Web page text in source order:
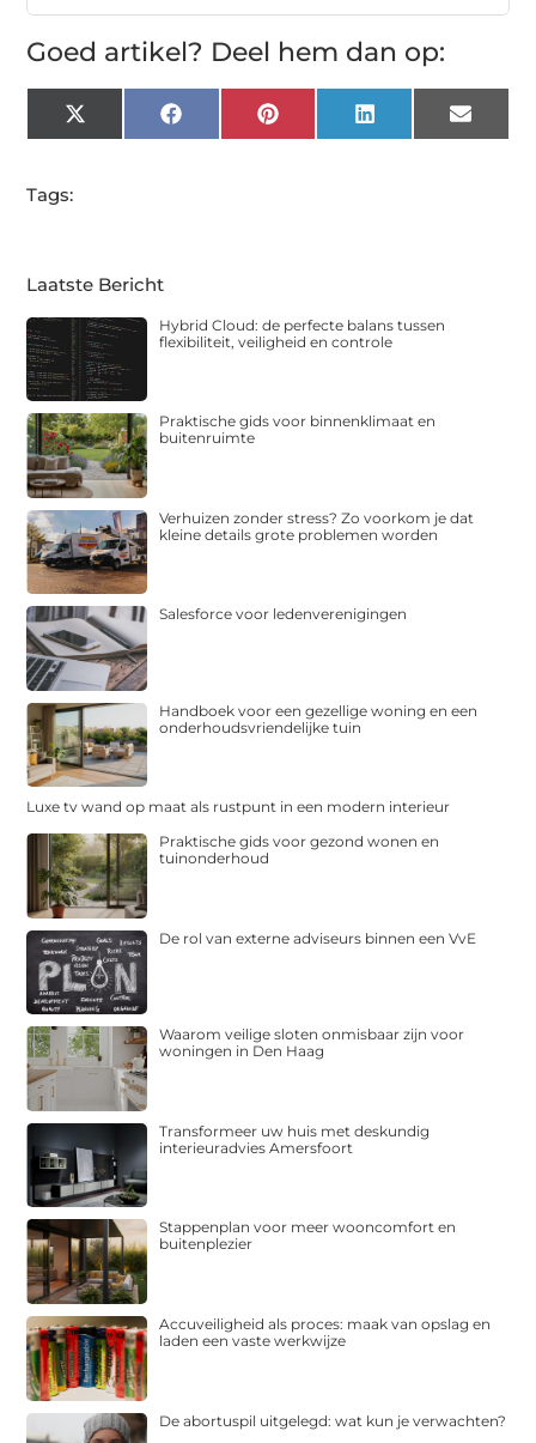
Goed artikel? Deel hem dan op:
X
(Twitter)
FacebookPinterest LinkedIn Email
Tags:
Laatste Bericht
Hybrid Cloud: de perfecte balans tussen
flexibiliteit, veiligheid en controle
Praktische gids voor binnenklimaat en
buitenruimte
Verhuizen zonder stress? Zo voorkom je dat
kleine details grote problemen worden
Salesforce voor ledenverenigingen
Handboek voor een gezellige woning en een
onderhoudsvriendelijke tuin
Luxe tv wand op maat als rustpunt in een modern interieur
Praktische gids voor gezond wonen en
tuinonderhoud
De rol van externe adviseurs binnen een VvE
Waarom veilige sloten onmisbaar zijn voor
woningen in Den Haag
Transformeer uw huis met deskundig
interieuradvies Amersfoort
Stappenplan voor meer wooncomfort en
buitenplezier
Accuveiligheid als proces: maak van opslag en
laden een vaste werkwijze
De abortuspil uitgelegd: wat kun je verwachten?